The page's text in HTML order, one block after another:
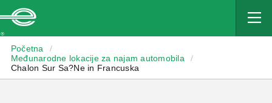
Početna
/
Međunarodne lokacije za najam automobila
/
Chalon Sur Sa?Ne in Francuska